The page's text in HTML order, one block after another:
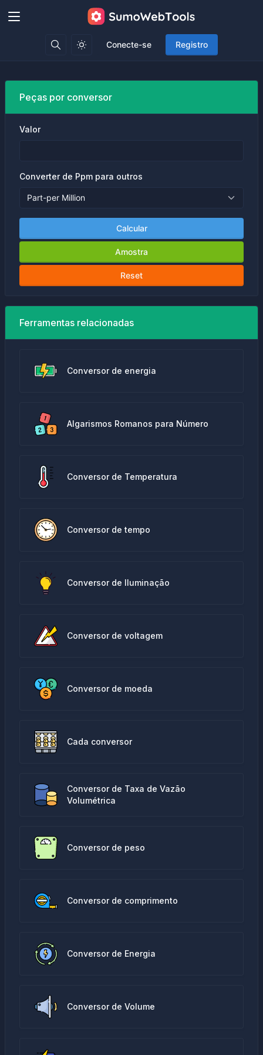
Conecte-se Registro
Peças por conversor
Valor
Converter de Ppm para outros
Calcular
Amostra
Reset
Ferramentas relacionadas
Conversor de energia
Algarismos Romanos para Número
Conversor de Temperatura
Conversor de tempo
Conversor de Iluminação
Conversor de voltagem
Conversor de moeda
Cada conversor
Conversor de Taxa de Vazão
Volumétrica
Conversor de peso
Conversor de comprimento
Conversor de Energia
Conversor de Volume